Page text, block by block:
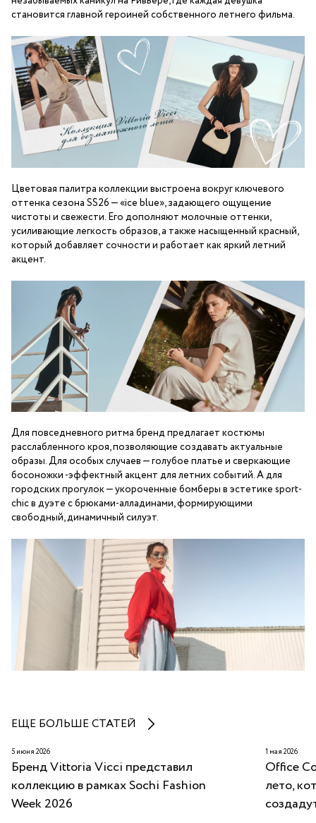
становится главной героиней собственного летнего фильма.
Цветовая палитра коллекции выстроена вокруг ключевого
оттенка сезона SS26 — «ice blue», задающего ощущение
чистоты и свежести. Его дополняют молочные оттенки,
усиливающие легкость образов, а также насыщенный красный,
который добавляет сочности и работает как яркий летний
акцент.
Для повседневного ритма бренд предлагает костюмы
расслабленного кроя, позволяющие создавать актуальные
образы. Для особых случаев — голубое платье и сверкающие
босоножки -эффектный акцент для летних событий. А для
городских прогулок — укороченные бомберы в эстетике sport-
chic в дуэте с брюками-алладинами, формирующими
свободный, динамичный силуэт.
ЕЩЕ БОЛЬШЕ СТАТЕЙ
5 июня 2026
Бренд Vittoria Vicci представил
коллекцию в рамках Sochi Fashion
Week 2026
1 мая 2026
Office
лето,